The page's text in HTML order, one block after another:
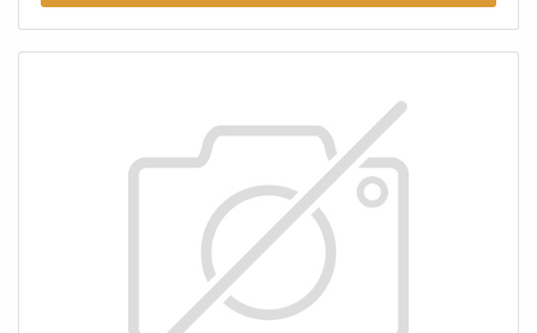
programmables 3 services et 2 utilisateurs Enregistrement